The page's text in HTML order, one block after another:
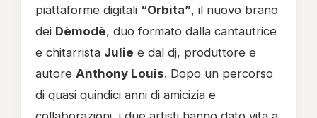
piattaforme digitali “Orbita”, il nuovo brano
dei Dèmodè, duo formato dalla cantautrice
e chitarrista Julie e dal dj, produttore e
autore Anthony Louis. Dopo un percorso
di quasi quindici anni di amicizia e